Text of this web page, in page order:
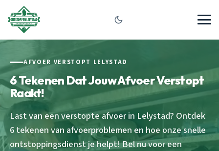
AFVOER VERSTOPT LELYSTAD
6 Tekenen Dat Jouw Afvoer Verstopt
Raakt!
Last van een verstopte afvoer in Lelystad? Ontdek
6 tekenen van afvoerproblemen en hoe onze snelle
ontstoppingsdienst je helpt! Bel nu voor een